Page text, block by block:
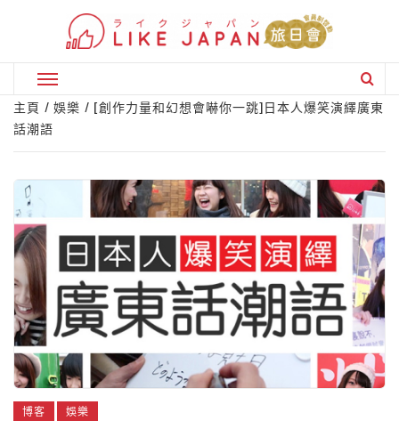
Primary
Menu
主頁 娛樂
[創作力量和幻想會嚇你一跳]日本人爆笑演繹廣東
話潮語
博客 娛樂